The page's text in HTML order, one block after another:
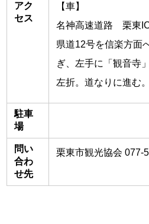
アク
セス
【車】
名神高速道路 栗東IC
県道12号を信楽方面
ぎ、左手に「観音寺
左折。道なりに進む。
駐車
場
問い
合わ
せ先
栗東市観光協会 077-